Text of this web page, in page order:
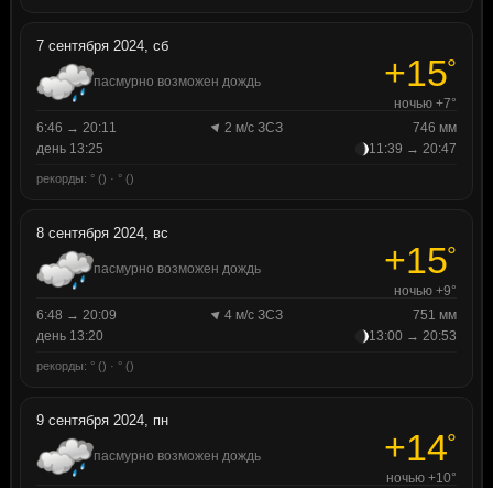
7 сентября 2024, сб
пасмурно возможен дождь +15°
ночью +7°
6:46 → 20:11
2 м/с ЗСЗ
746 мм
день 13:25
11:39 → 20:47
рекорды: ° () · ° ()
8 сентября 2024, вс
пасмурно возможен дождь +15°
ночью +9°
6:48 → 20:09
4 м/с ЗСЗ
751 мм
день 13:20
13:00 → 20:53
рекорды: ° () · ° ()
9 сентября 2024, пн
пасмурно возможен дождь +14°
ночью +10°